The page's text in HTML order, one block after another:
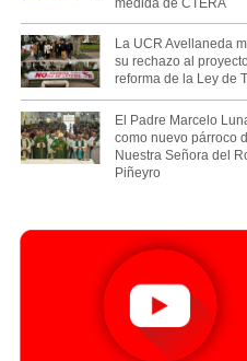
La UCR Avellaneda
su rechazo al
reforma de la Ley de
El Padre Marcelo
como nuevo párroco
Nuestra Señora del
Piñeyro